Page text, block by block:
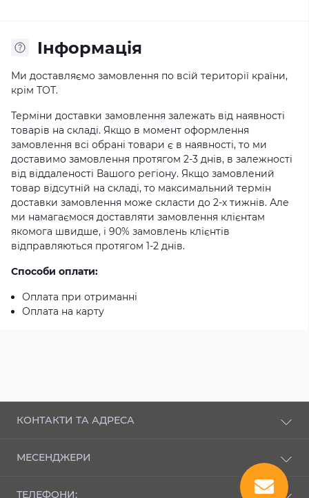
Iнформація
Ми доставляємо замовлення по всій території країни,
крім ТОТ.
Терміни доставки замовлення залежать від наявності
товарів на складі. Якщо в момент оформлення
замовлення всі обрані товари є в наявності, то ми
доставимо замовлення протягом 2-3 днів, в залежності
від віддаленості Вашого регіону. Якщо замовлений
товар відсутній на складі, то максимальний термін
доставки замовлення може скласти до 2-х тижнів. Але
ми намагаємося доставляти замовлення клієнтам
якомога швидше, і 90% замовлень клієнтів
відправляються протягом 1-2 днів.
Способи оплати:
Оплата при отриманні
Оплата на карту
КОНТАКТИ ТА АДРЕСА
43000
bembi_market@ukr.net
МЕСЕНДЖЕРИ
ТЕЛЕФОНИ: